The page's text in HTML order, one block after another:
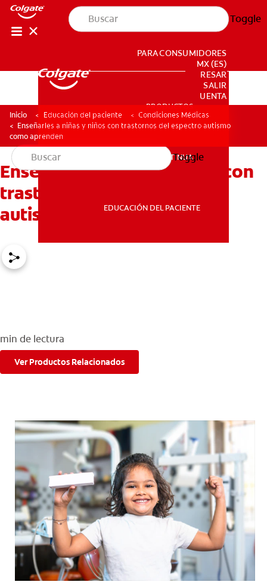
Toggle
PRODUCTOS
EDUCACIÓN CONTINUA
EDUCACIÓN DEL PACIENTE
CONFIGURACIÓN DE LA CUENTA
PARA CONSUMIDORES
MX (ES)
INGRESAR
SALIR
CONFIGURACIÓN DE LA CUENTA
PRODUCTOS
EDUCACIÓN CONTINUA
EDUCACIÓN DEL PACIENTE
Toggle
Inicio Educación del paciente
Condiciones Médicas
Enseñarles a niñas y niños con trastornos del espectro autismo
como aprenden
Enseñarles a niñas y niños con
trastornos del espectro
autismo como aprenden
min de lectura
Ver Productos Relacionados